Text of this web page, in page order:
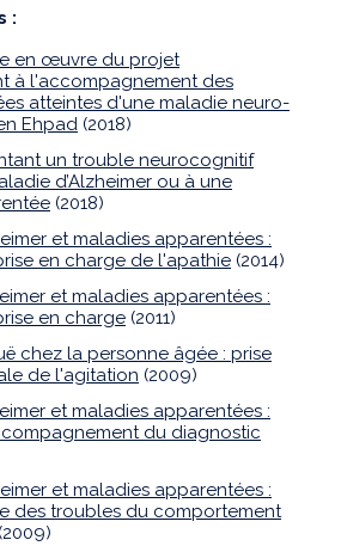
:
en œuvre du projet
à l'accompagnement des
atteintes d'une maladie neuro-
Ehpad (2018)
un trouble neurocognitif
d’Alzheimer ou à une
(2018)
et maladies apparentées :
en charge de l'apathie (2014)
et maladies apparentées :
en charge (2011)
chez la personne âgée : prise
de l'agitation (2009)
et maladies apparentées :
du diagnostic
et maladies apparentées :
des troubles du comportement
(2009)